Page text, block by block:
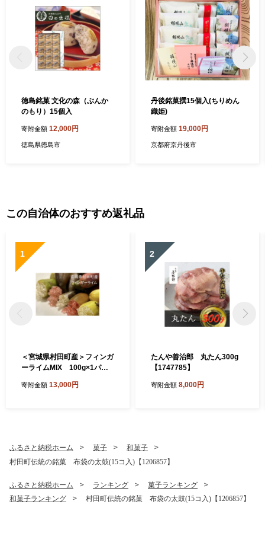
徳島銘菓 文化の森（ぶんか
のもり）15個入
寄附金額 12,000円
徳島県徳島市
丹後銘菓撰15個入(ちりめん
織姫)
寄附金額 19,000円
京都府京丹後市
この自治体のおすすめ返礼品
1
＜宮城県村田町産＞フィンガ
ーライムMIX 100g×1パッ
寄附金額 13,000円
2
たんや善治郎 丸たん300g
【1747785】
寄附金額 8,000円
ふるさと納税ホーム 菓子
和菓子
村田町伝統の銘菓 布袋の太鼓(15コ入)【1206857】
ふるさと納税ホーム ランキング
菓子ランキング
和菓子ランキング
村田町伝統の銘菓 布袋の太鼓(15コ入)【1206857】